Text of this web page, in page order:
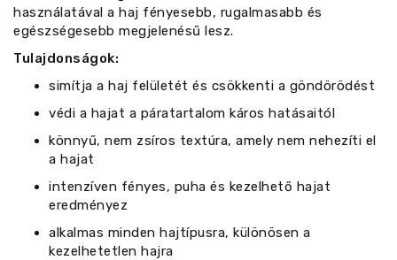
használatával a haj fényesebb, rugalmasabb és
egészségesebb megjelenésű lesz.
Tulajdonságok:
simítja a haj felületét és csökkenti a göndörödést
védi a hajat a páratartalom káros hatásaitól
könnyű, nem zsíros textúra, amely nem nehezíti el
a hajat
intenzíven fényes, puha és kezelhető hajat
eredményez
alkalmas minden hajtípusra, különösen a
kezelhetetlen hajra